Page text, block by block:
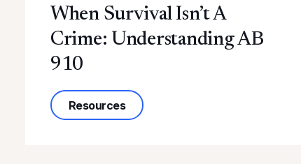
When Survival Isn’t A
Crime: Understanding AB
910
Resourcesabout When Survival Isn’t a